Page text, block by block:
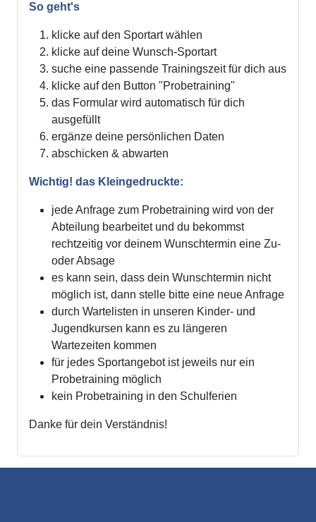
So geht's
klicke auf den Sportart wählen
klicke auf deine Wunsch-Sportart
suche eine passende Trainingszeit für dich aus
klicke auf den Button "Probetraining"
das Formular wird automatisch für dich
ausgefüllt
ergänze deine persönlichen Daten
abschicken & abwarten
Wichtig! das Kleingedruckte:
jede Anfrage zum Probetraining wird von der
Abteilung bearbeitet und du bekommst
rechtzeitig vor deinem Wunschtermin eine Zu-
oder Absage
es kann sein, dass dein Wunschtermin nicht
möglich ist, dann stelle bitte eine neue Anfrage
durch Wartelisten in unseren Kinder- und
Jugendkursen kann es zu längeren
Wartezeiten kommen
für jedes Sportangebot ist jeweils nur ein
Probetraining möglich
kein Probetraining in den Schulferien
Danke für dein Verständnis!